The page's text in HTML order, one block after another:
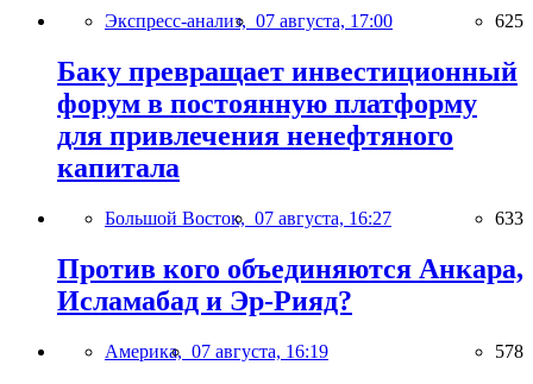
Экспресс-анализ, 07 августа, 17:00 625
Баку превращает инвестиционный
форум в постоянную платформу
для привлечения ненефтяного
капитала
Большой Восток, 07 августа, 16:27 633
Против кого объединяются Анкара,
Исламабад и Эр-Рияд?
Америка, 07 августа, 16:19 578